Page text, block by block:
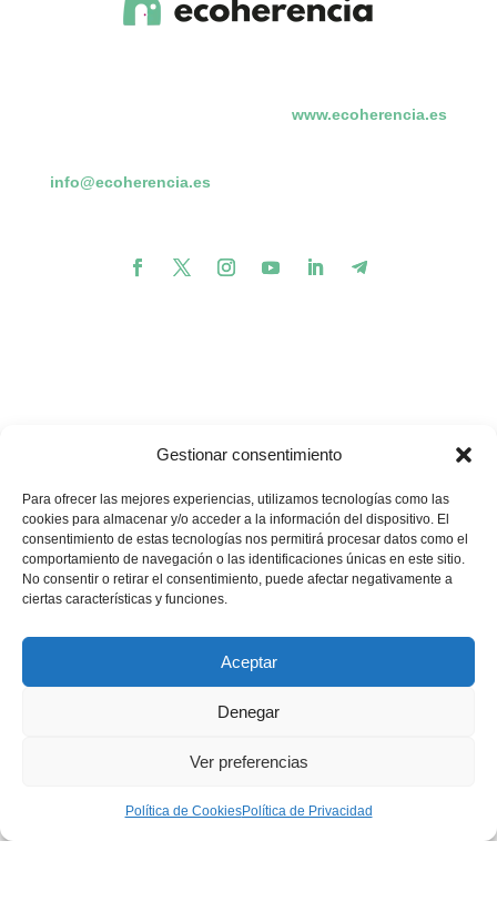
Gestionar consentimiento
Para ofrecer las mejores experiencias, utilizamos tecnologías como las
cookies para almacenar y/o acceder a la información del dispositivo. El
consentimiento de estas tecnologías nos permitirá procesar datos como el
comportamiento de navegación o las identificaciones únicas en este sitio.
No consentir o retirar el consentimiento, puede afectar negativamente a
ciertas características y funciones.
Aceptar
Denegar
Ver preferencias
Política de CookiesPolítica de Privacidad
www.ecoherencia.es
info@ecoherencia.es
💪🏽¿Te gustaría apoyar nuestros proyectos?
¡Buenas
noticias! Ahora puedes hacerlo en un solo minuto…
Política de privacidad|